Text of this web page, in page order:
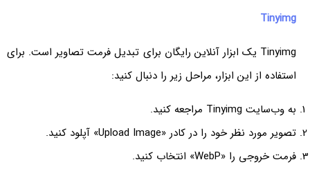
Tinyimg
Tinyimg یک ابزار آنلاین رایگان برای تبدیل فرمت تصاویر است. برای
استفاده از این ابزار، مراحل زیر را دنبال کنید:
به وب‌سایت Tinyimg مراجعه کنید.
تصویر مورد نظر خود را در کادر «Upload Image» آپلود کنید.
فرمت خروجی را «WebP» انتخاب کنید.